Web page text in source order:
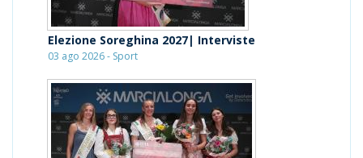
Elezione Soreghina 2027| Interviste
03 ago 2026 - Sport